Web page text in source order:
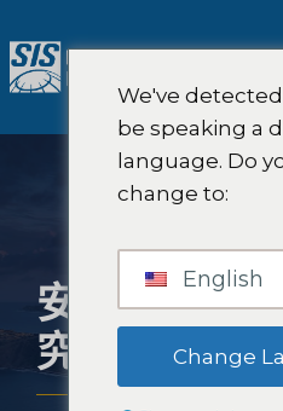
至
內
安地瓜及巴
究
We've
be speaking a
language. Do
change to:
English
Change